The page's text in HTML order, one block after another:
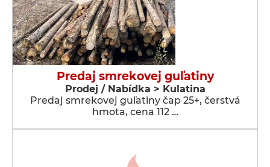
Predaj smrekovej guľatiny
Prodej / Nabídka > Kulatina
Predaj smrekovej guľatiny čap 25+, čerstvá
hmota, cena 112 …